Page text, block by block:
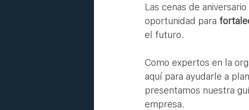
Las cenas de
oportunidad para
el futuro.
Como expertos en la
aquí para ayudarle a
presentamos nuestra
empresa.